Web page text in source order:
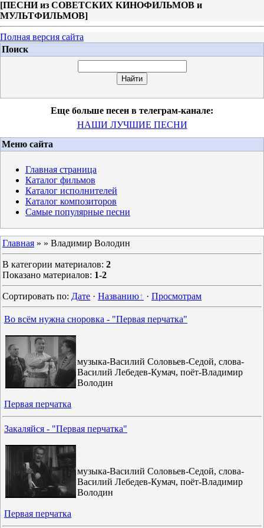
[ПЕСНИ из СОВЕТСКИХ КИНОФИЛЬМОВ и
МУЛЬТФИЛЬМОВ]
Полная версия сайта
Поиск
Еще больше песен в телеграм-канале:
НАШИ ЛУЧШИЕ ПЕСНИ
Меню сайта
Главная страница
Каталог фильмов
Каталог исполнителей
Каталог композиторов
Самые популярные песни
Главная » » Владимир Володин
В категории материалов: 2
Показано материалов: 1-2
Сортировать по: Дате · Названию · Просмотрам
Во всём нужна сноровка - "Первая перчатка"
музыка-Василий Соловьев-Седой, слова-
Василий Лебедев-Кумач, поёт-Владимир
Володин
Первая перчатка
Закаляйся - "Первая перчатка"
музыка-Василий Соловьев-Седой, слова-
Василий Лебедев-Кумач, поёт-Владимир
Володин
Первая перчатка